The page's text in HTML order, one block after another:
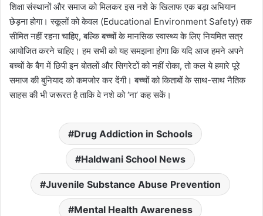
शिक्षा संस्थानों और समाज को मिलकर इस नशे के खिलाफ एक बड़ा अभियान
छेड़ना होगा। स्कूलों को केवल (Educational Environment Safety) तक
सीमित नहीं रहना चाहिए, बल्कि बच्चों के मानसिक स्वास्थ्य के लिए नियमित सत्र
आयोजित करने चाहिए। हम सभी को यह समझना होगा कि यदि आज हमने अपने
बच्चों के बैग में छिपी इन बोतलों और सिगरेटों को नहीं रोका, तो कल ये हमारे पूरे
समाज की बुनियाद को कमजोर कर देंगी। बच्चों को किताबों के साथ-साथ नैतिक
साहस की भी जरूरत है ताकि वे नशे को ‘ना’ कह सकें।
Drug Addiction in Schools
Haldwani School News
Juvenile Substance Abuse Prevention
Mental Health Awareness